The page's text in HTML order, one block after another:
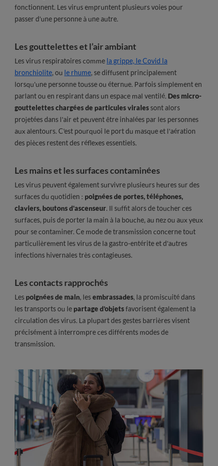
fonctionnent. Les virus empruntent plusieurs voies pour
passer d'une personne à une autre.
Les gouttelettes et l’air ambiant
Les virus respiratoires comme la grippe, le Covid la
bronchiolite, ou le rhume, se diffusent principalement
lorsqu'une personne tousse ou éternue. Parfois simplement en
parlant ou en respirant dans un espace mal ventilé. Des micro-
gouttelettes chargées de particules viralessont alors
projetées dans l'air et peuvent être inhalées par les personnes
aux alentours. C'est pourquoi le port du masque et l'aération
des pièces restent des réflexes essentiels.
Les mains et les surfaces contaminées
Les virus peuvent également survivre plusieurs heures sur des
surfaces du quotidien : poignées de portes, téléphones,
claviers, boutons d'ascenseur. Il suffit alors de toucher ces
surfaces, puis de porter la main à la bouche, au nez ou aux yeux
pour se contaminer. Ce mode de transmission concerne tout
particulièrement les virus de la gastro-entérite et d'autres
infections hivernales très contagieuses.
Les contacts rapprochés
Les poignées de main, lesembrassades, la promiscuité dans
les transports ou le partage d'objetsfavorisent également la
circulation des virus. La plupart des gestes barrières visent
précisément à interrompre ces différents modes de
transmission.